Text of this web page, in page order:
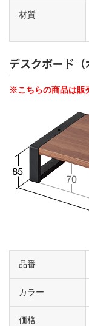
材質
デスクボード（
※こちらの商品は販
品番
カラー
価格